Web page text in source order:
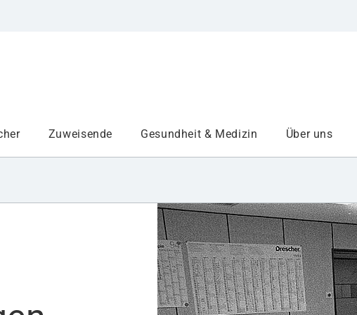
Zuweisende Gesundheit & Medizin Über uns